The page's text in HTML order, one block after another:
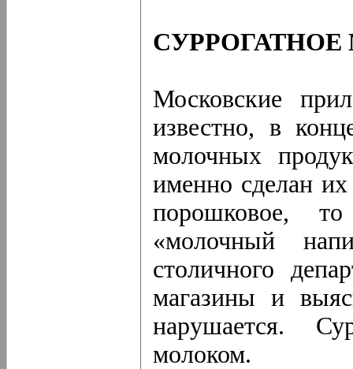
Московские
известно, в
молочных
именно сделан
порошковое,
«молочный
столичного
магазины и
нарушается.
молоком.